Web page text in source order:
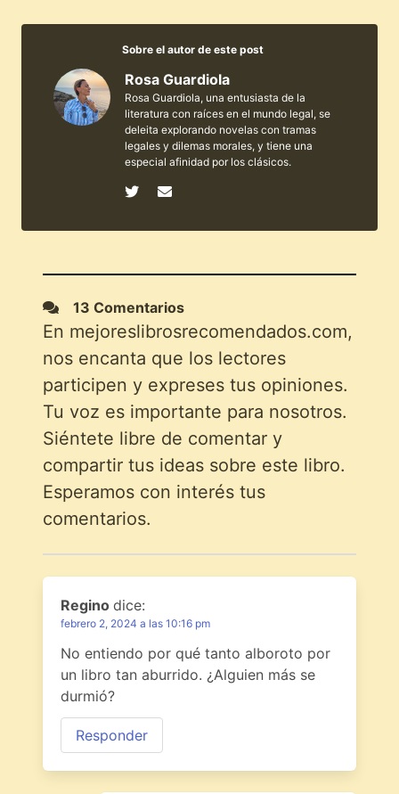
Sobre el autor de este post
Rosa Guardiola
Rosa Guardiola, una entusiasta de la
literatura con raíces en el mundo legal, se
deleita explorando novelas con tramas
legales y dilemas morales, y tiene una
especial afinidad por los clásicos.
13 Comentarios
En mejoreslibrosrecomendados.com,
nos encanta que los lectores
participen y expreses tus opiniones.
Tu voz es importante para nosotros.
Siéntete libre de comentar y
compartir tus ideas sobre este libro.
Esperamos con interés tus
comentarios.
Regino dice:
febrero 2, 2024 a las 10:16 pm
No entiendo por qué tanto alboroto por
un libro tan aburrido. ¿Alguien más se
durmió?
Responder